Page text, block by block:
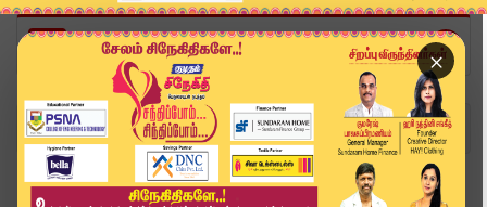
×
Home Topics supremecourt